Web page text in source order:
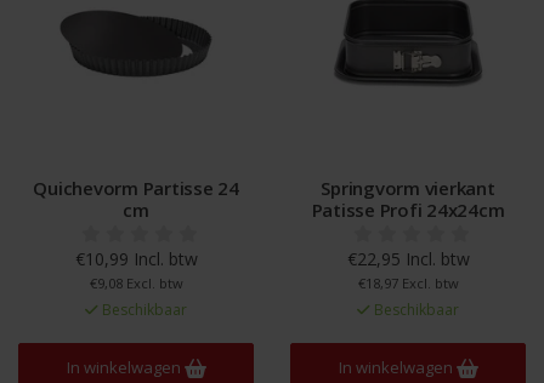
Quichevorm Partisse 24
cm
€10,99 Incl. btw
€9,08 Excl. btw
Beschikbaar
In winkelwagen
Springvorm vierkant
Patisse Profi 24x24cm
€22,95 Incl. btw
€18,97 Excl. btw
Beschikbaar
In winkelwagen